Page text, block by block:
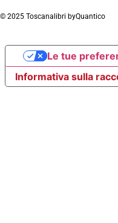
© 2025 Toscanalibri byQuantico
Informativa sulla
Le tue